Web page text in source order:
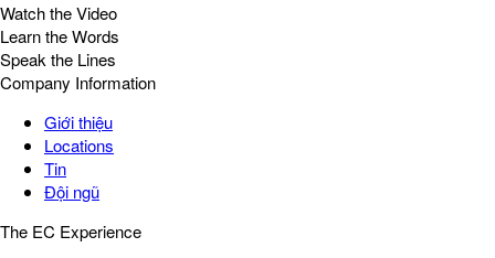
Watch the Video
Learn the Words
Speak the Lines
Company Information
Giới thiệu
Locations
Tin
Đội ngũ
The EC Experience